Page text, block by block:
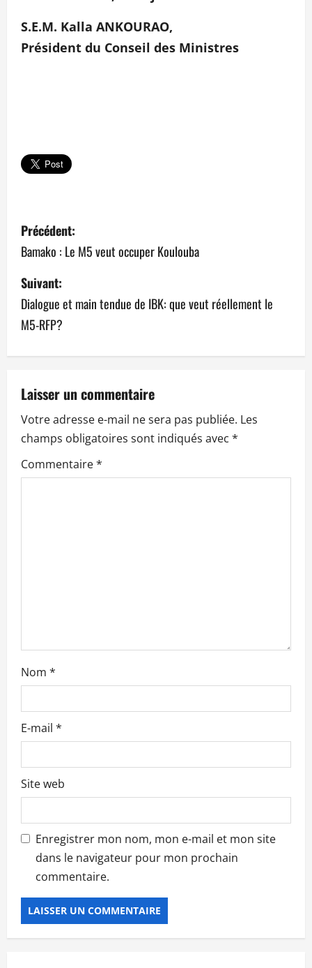
S.E.M. Kalla ANKOURAO,
Président du Conseil des Ministres
N
a
v
i
g
t
i
o
n
i
c
l
e
Précédent:
Bamako : Le M5 veut occuper Koulouba
Suivant:
Dialogue et main tendue de IBK: que veut réellement le
M5-RFP?
Laisser un commentaire
Votre adresse e-mail ne sera pas publiée. Les
champs obligatoires sont indiqués avec *
Commentaire*
Nom *
E-mail *
Site web
Enregistrer mon nom, mon e-mail et mon site
dans le navigateur pour mon prochain
commentaire.